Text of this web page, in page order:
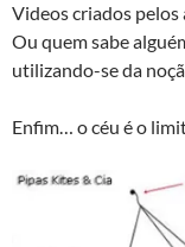
Videos criados
Ou quem sabe
utilizando-se da
Enfim… o céu é o